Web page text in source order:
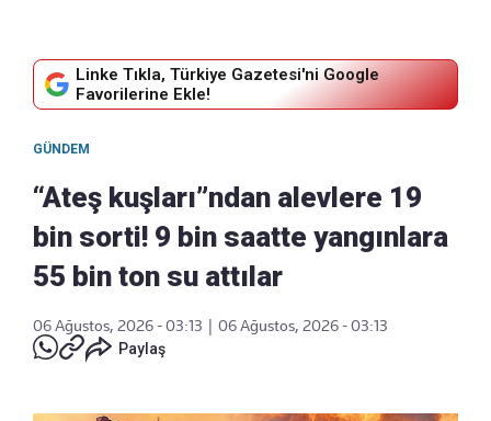
Linke Tıkla, Türkiye Gazetesi'ni Google
Favorilerine Ekle!
GÜNDEM
“Ateş kuşları”ndan alevlere 19
bin sorti! 9 bin saatte yangınlara
55 bin ton su attılar
06 Ağustos, 2026 - 03:13
06 Ağustos, 2026 - 03:13
Paylaş